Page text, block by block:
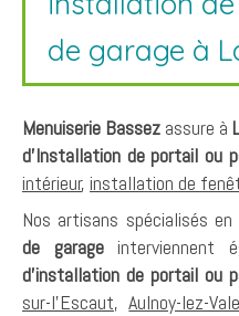
de garage à
Menuiserie Bassez assure à
d'Installation de portail ou
intérieur, installation de
Nos artisans spécialisés en
de garageinterviennent
d'installation de portail ou
sur-l'Escaut,Aulnoy-lez-